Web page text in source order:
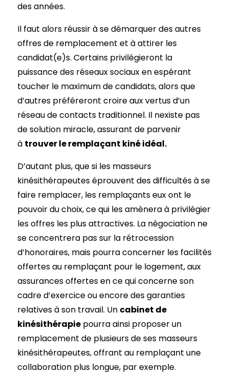
des années.
Il faut alors réussir à se démarquer des autres
offres de remplacement et à attirer les
candidat(e)s. Certains privilégieront la
puissance des réseaux sociaux en espérant
toucher le maximum de candidats, alors que
d’autres préféreront croire aux vertus d’un
réseau de contacts traditionnel. Il nexiste pas
de solution miracle, assurant de parvenir
à trouver le remplaçant kiné idéal.
D’autant plus, que si les masseurs
kinésithérapeutes éprouvent des difficultés à se
faire remplacer, les remplaçants eux ont le
pouvoir du choix, ce qui les amènera à privilégier
les offres les plus attractives. La négociation ne
se concentrera pas sur la rétrocession
d’honoraires, mais pourra concerner les facilités
offertes au remplaçant pour le logement, aux
assurances offertes en ce qui concerne son
cadre d’exercice ou encore des garanties
relatives à son travail. Un cabinet de
kinésithérapiepourra ainsi proposer un
remplacement de plusieurs de ses masseurs
kinésithérapeutes, offrant au remplaçant une
collaboration plus longue, par exemple.